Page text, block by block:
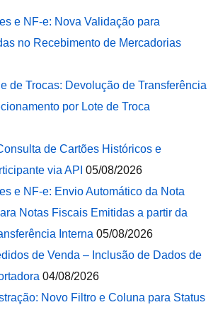
e NF-e: Nova Validação para
no Recebimento de Mercadorias
de Trocas: Devolução de Transferência
por Lote de Troca
de Cartões Históricos e
via API 05/08/2026
e NF-e: Envio Automático da Nota
Notas Fiscais Emitidas a partir da
Interna 05/08/2026
de Venda – Inclusão de Dados de
04/08/2026
Novo Filtro e Coluna para Status